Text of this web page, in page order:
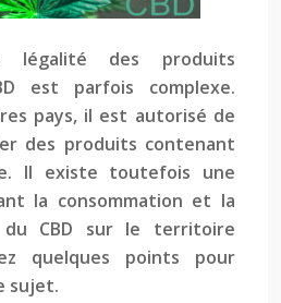
légalité des produits
est parfois complexe.
pays, il est autorisé de
des produits contenant
Il existe toutefois une
la consommation et la
du CBD sur le territoire
quelques points pour
sujet.